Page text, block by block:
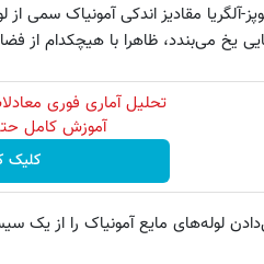
7 ساعته‌ ویلیامز و لوپز-آلگریا مقادیز اندکی
می‌بندد، ظاهرا با هیچکدام از
تحلیل آماری فوری
آموزش کامل
کلیک
لوله‌‌های مایع آمونیاک را از
همین الان این دوره رایگان
کن تا دیر نشده!
کلیک کن!